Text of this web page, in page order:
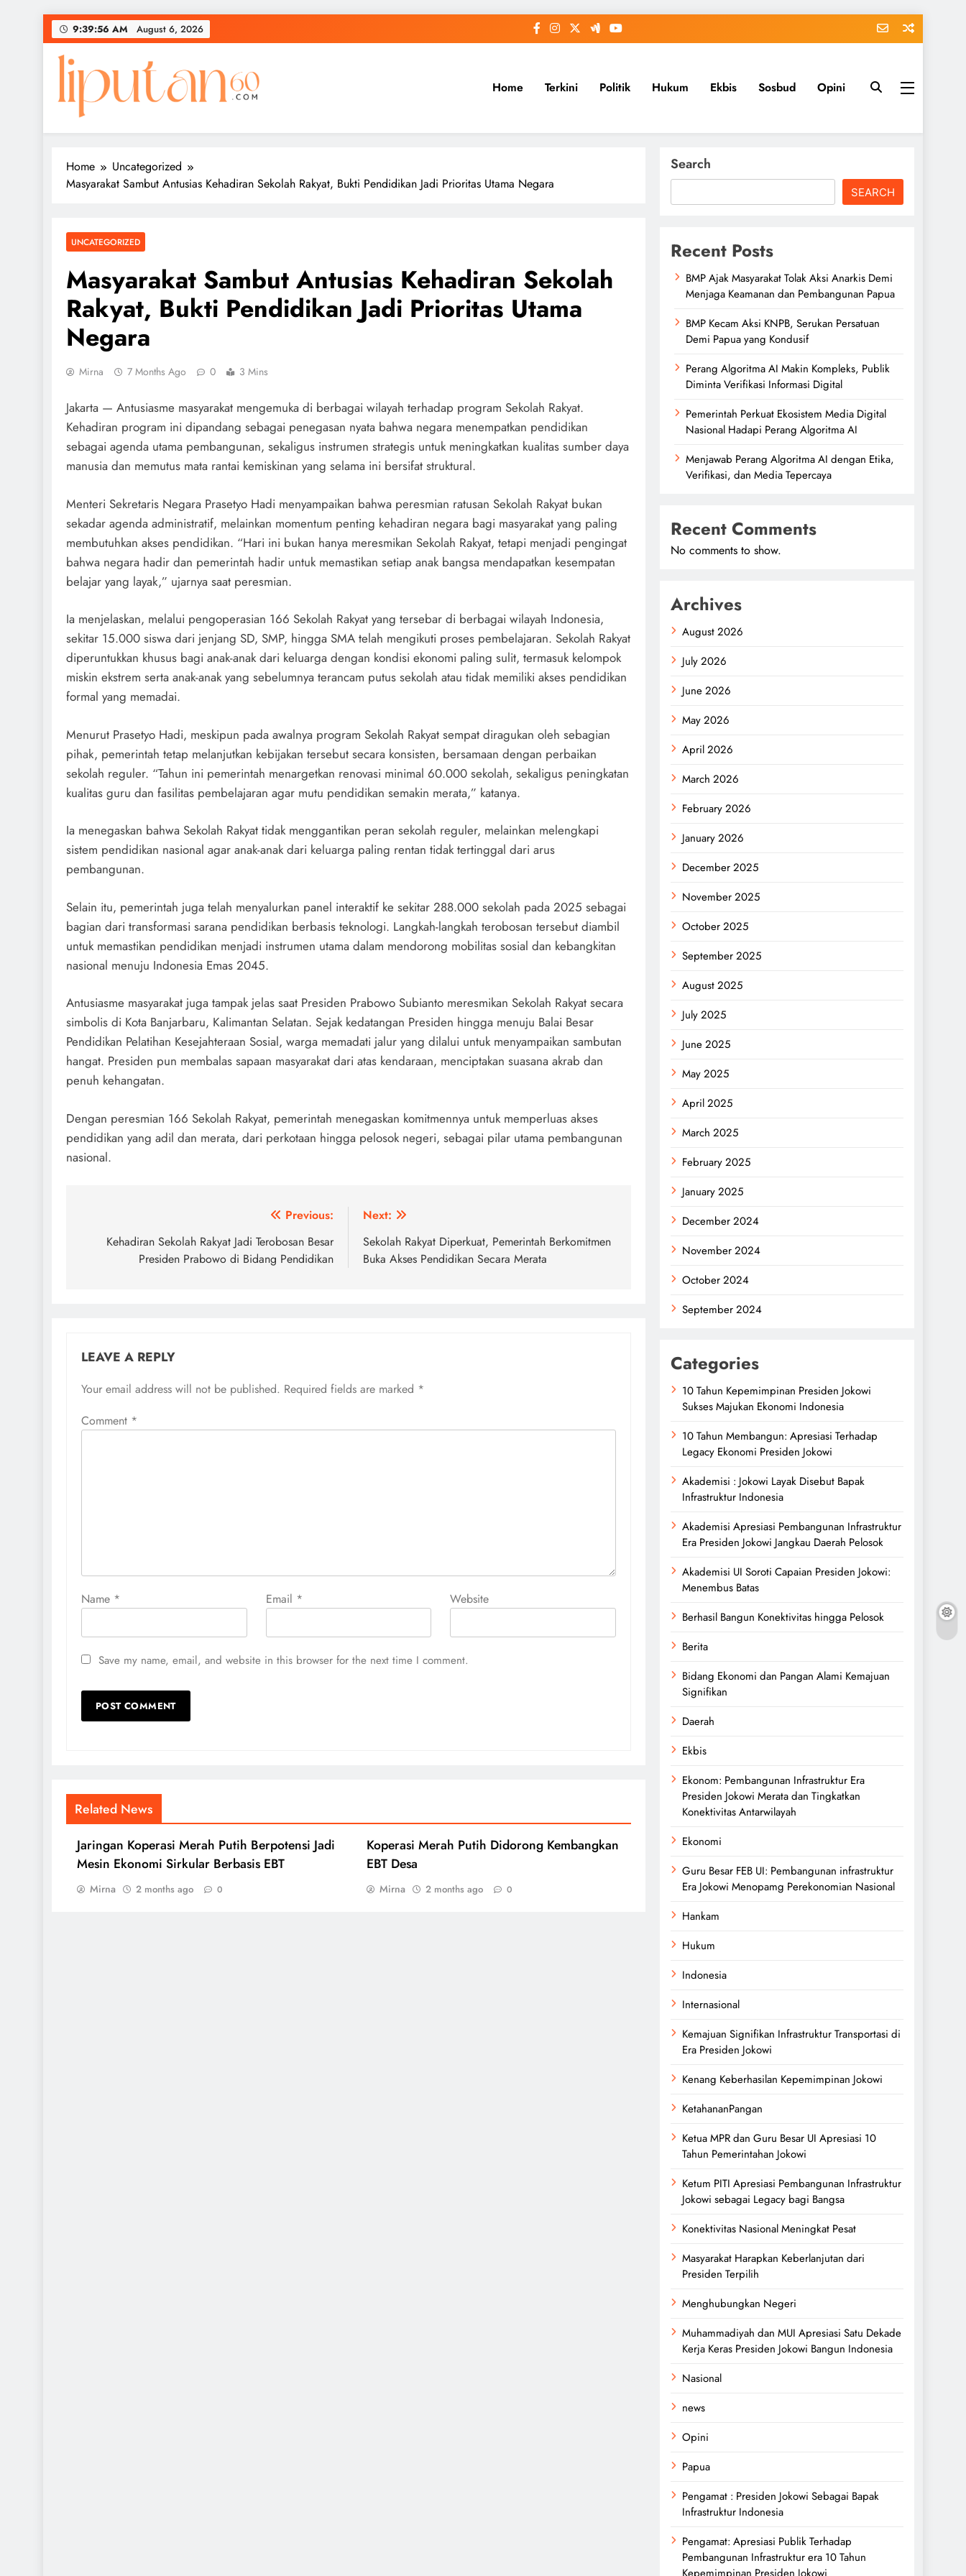
Skip
to
content
9:39:56 AM August 6, 2026
Home Terkini Politik Hukum Ekbis Sosbud Opini
Home
Uncategorized
Masyarakat Sambut Antusias Kehadiran Sekolah Rakyat, Bukti Pendidikan Jadi Prioritas Utama Negara
UNCATEGORIZED
Masyarakat Sambut Antusias Kehadiran Sekolah
Rakyat, Bukti Pendidikan Jadi Prioritas Utama
Negara
Mirna 7 Months Ago 0 3 Mins
Jakarta — Antusiasme masyarakat mengemuka di berbagai wilayah terhadap program Sekolah Rakyat.
Kehadiran program ini dipandang sebagai penegasan nyata bahwa negara menempatkan pendidikan
sebagai agenda utama pembangunan, sekaligus instrumen strategis untuk meningkatkan kualitas sumber daya
manusia dan memutus mata rantai kemiskinan yang selama ini bersifat struktural.
Menteri Sekretaris Negara Prasetyo Hadi menyampaikan bahwa peresmian ratusan Sekolah Rakyat bukan
sekadar agenda administratif, melainkan momentum penting kehadiran negara bagi masyarakat yang paling
membutuhkan akses pendidikan. “Hari ini bukan hanya meresmikan Sekolah Rakyat, tetapi menjadi pengingat
bahwa negara hadir dan pemerintah hadir untuk memastikan setiap anak bangsa mendapatkan kesempatan
belajar yang layak,” ujarnya saat peresmian.
Ia menjelaskan, melalui pengoperasian 166 Sekolah Rakyat yang tersebar di berbagai wilayah Indonesia,
sekitar 15.000 siswa dari jenjang SD, SMP, hingga SMA telah mengikuti proses pembelajaran. Sekolah Rakyat
diperuntukkan khusus bagi anak-anak dari keluarga dengan kondisi ekonomi paling sulit, termasuk kelompok
miskin ekstrem serta anak-anak yang sebelumnya terancam putus sekolah atau tidak memiliki akses pendidikan
formal yang memadai.
Menurut Prasetyo Hadi, meskipun pada awalnya program Sekolah Rakyat sempat diragukan oleh sebagian
pihak, pemerintah tetap melanjutkan kebijakan tersebut secara konsisten, bersamaan dengan perbaikan
sekolah reguler. “Tahun ini pemerintah menargetkan renovasi minimal 60.000 sekolah, sekaligus peningkatan
kualitas guru dan fasilitas pembelajaran agar mutu pendidikan semakin merata,” katanya.
Ia menegaskan bahwa Sekolah Rakyat tidak menggantikan peran sekolah reguler, melainkan melengkapi
sistem pendidikan nasional agar anak-anak dari keluarga paling rentan tidak tertinggal dari arus
pembangunan.
Selain itu, pemerintah juga telah menyalurkan panel interaktif ke sekitar 288.000 sekolah pada 2025 sebagai
bagian dari transformasi sarana pendidikan berbasis teknologi. Langkah-langkah terobosan tersebut diambil
untuk memastikan pendidikan menjadi instrumen utama dalam mendorong mobilitas sosial dan kebangkitan
nasional menuju Indonesia Emas 2045.
Antusiasme masyarakat juga tampak jelas saat Presiden Prabowo Subianto meresmikan Sekolah Rakyat secara
simbolis di Kota Banjarbaru, Kalimantan Selatan. Sejak kedatangan Presiden hingga menuju Balai Besar
Pendidikan Pelatihan Kesejahteraan Sosial, warga memadati jalur yang dilalui untuk menyampaikan sambutan
hangat. Presiden pun membalas sapaan masyarakat dari atas kendaraan, menciptakan suasana akrab dan
penuh kehangatan.
Dengan peresmian 166 Sekolah Rakyat, pemerintah menegaskan komitmennya untuk memperluas akses
pendidikan yang adil dan merata, dari perkotaan hingga pelosok negeri, sebagai pilar utama pembangunan
nasional.
navigation
Previous:
Kehadiran Sekolah Rakyat Jadi Terobosan Besar
Presiden Prabowo di Bidang Pendidikan
Next:
Sekolah Rakyat Diperkuat, Pemerintah Berkomitmen
Buka Akses Pendidikan Secara Merata
LEAVE A REPLY
Your email address will not be published. Required fields are marked *
Comment *
Name * Email * Website
Save my name, email, and website in this browser for the next time I comment.
Related News
Jaringan Koperasi Merah Putih Berpotensi Jadi
Mesin Ekonomi Sirkular Berbasis EBT
Mirna 2 months ago 0
Koperasi Merah Putih Didorong Kembangkan
EBT Desa
Mirna 2 months ago 0
Search
SEARCH
Recent Posts
BMP Ajak Masyarakat Tolak Aksi Anarkis Demi
Menjaga Keamanan dan Pembangunan Papua
BMP Kecam Aksi KNPB, Serukan Persatuan
Demi Papua yang Kondusif
Perang Algoritma AI Makin Kompleks, Publik
Diminta Verifikasi Informasi Digital
Pemerintah Perkuat Ekosistem Media Digital
Nasional Hadapi Perang Algoritma AI
Menjawab Perang Algoritma AI dengan Etika,
Verifikasi, dan Media Tepercaya
Recent Comments
No comments to show.
Archives
August 2026
July 2026
June 2026
May 2026
April 2026
March 2026
February 2026
January 2026
December 2025
November 2025
October 2025
September 2025
August 2025
July 2025
June 2025
May 2025
April 2025
March 2025
February 2025
January 2025
December 2024
November 2024
October 2024
September 2024
Categories
10 Tahun Kepemimpinan Presiden Jokowi
Sukses Majukan Ekonomi Indonesia
10 Tahun Membangun: Apresiasi Terhadap
Legacy Ekonomi Presiden Jokowi
Akademisi : Jokowi Layak Disebut Bapak
Infrastruktur Indonesia
Akademisi Apresiasi Pembangunan Infrastruktur
Era Presiden Jokowi Jangkau Daerah Pelosok
Akademisi UI Soroti Capaian Presiden Jokowi:
Menembus Batas
Berhasil Bangun Konektivitas hingga Pelosok
Berita
Bidang Ekonomi dan Pangan Alami Kemajuan
Signifikan
Daerah
Ekbis
Ekonom: Pembangunan Infrastruktur Era
Presiden Jokowi Merata dan Tingkatkan
Konektivitas Antarwilayah
Ekonomi
Guru Besar FEB UI: Pembangunan infrastruktur
Era Jokowi Menopamg Perekonomian Nasional
Hankam
Hukum
Indonesia
Internasional
Kemajuan Signifikan Infrastruktur Transportasi di
Era Presiden Jokowi
Kenang Keberhasilan Kepemimpinan Jokowi
KetahananPangan
Ketua MPR dan Guru Besar UI Apresiasi 10
Tahun Pemerintahan Jokowi
Ketum PITI Apresiasi Pembangunan Infrastruktur
Jokowi sebagai Legacy bagi Bangsa
Konektivitas Nasional Meningkat Pesat
Masyarakat Harapkan Keberlanjutan dari
Presiden Terpilih
Menghubungkan Negeri
Muhammadiyah dan MUI Apresiasi Satu Dekade
Kerja Keras Presiden Jokowi Bangun Indonesia
Nasional
news
Opini
Papua
Pengamat : Presiden Jokowi Sebagai Bapak
Infrastruktur Indonesia
Pengamat: Apresiasi Publik Terhadap
Pembangunan Infrastruktur era 10 Tahun